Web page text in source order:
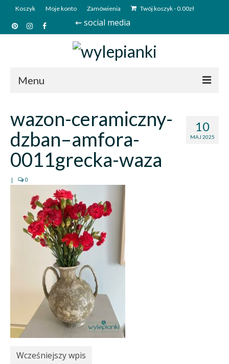
Koszyk Moje konto Zamówienia Twój koszyk-0.00zł
⇜ social media
Menu
Sklep
Kim jesteśmy?
Deutsch
10
MAJ 2025
wazon-ceramiczny-
dzban–amfora-
0011grecka-waza
| 0
Wcześniejszy wpis